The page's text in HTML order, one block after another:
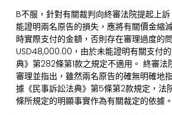
B不服，針對有關裁判向終審法院提起上
能證明兩名原告的損失，應將有關價金縮
時實際支付的金額，否則存在審理過度的
USD48,000.00，由於未能證明有關支付
典》第282條第1款之規定不適用。 終審法
審理並指出，雖然兩名原告的確無明確地
據《民事訴訟法典》第5條第2款規定，法
條所規定的明顯事實作為有關裁定的依據。